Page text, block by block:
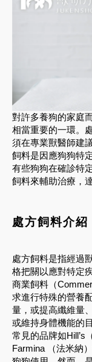
對許多養狗的家庭
相當重要的一環。
須在專業獸醫師建
飼料是因應狗狗特
有些狗狗在確診特
飼料來輔助治療，
處方飼料介紹
處方飼料是指經過
格把關以應對特定
商業飼料（
求進行特殊的營養
量，或提高纖維量
或維持身體機能的目
常見的品牌如Hill’s
Farmina （法米納